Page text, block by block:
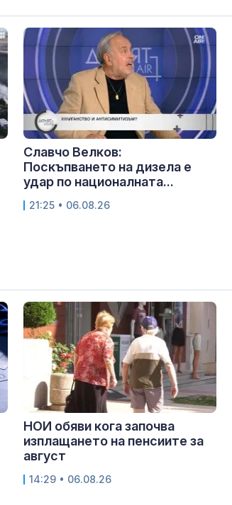
Славчо Велков:
Поскъпването на дизела е
удар по националната...
21:25 • 06.08.26
НОИ обяви кога започва
изплащането на пенсиите за
август
14:29 • 06.08.26